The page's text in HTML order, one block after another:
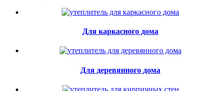
Для каркасного дома
Для деревянного дома